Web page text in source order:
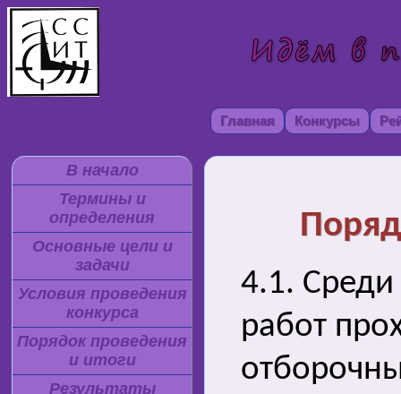
Главная Конкурсы
В начало
Термины и
определения
Основные цели и
задачи
Условия проведения
конкурса
Порядок проведения
и итоги
Результаты
4.1. Среди
работ